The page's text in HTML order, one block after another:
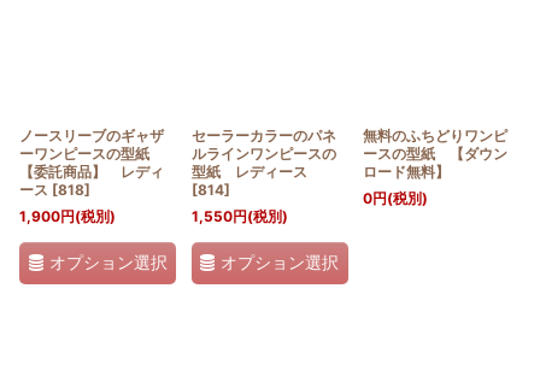
ノースリーブのギャザ
ーワンピースの型紙
【委託商品】 レディ
ース [818]
1,900円(税別)
オプション選択
セーラーカラーのパネ
ルラインワンピースの
型紙 レディース
[814]
1,550円(税別)
オプション選択
無料のふちどりワンピ
ースの型紙 【ダウン
ロード無料】
0円(税別)